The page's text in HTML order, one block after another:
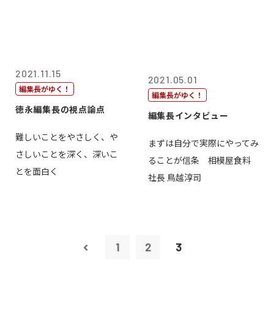
2021.11.15
編集長がゆく！
徳永編集長の視点論点
難しいことをやさしく、や
さしいことを深く、深いこ
とを面白く
2021.05.01
編集長がゆく！
編集長インタビュー
まずは自分で実際にやってみ
ることが信条 相模屋食料
社長 鳥越淳司
1 2 3